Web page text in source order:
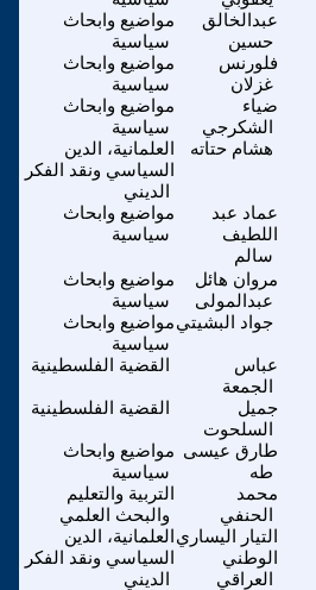
مواضيع وابحاث
سياسية
عبدالخالق
حسين
مواضيع وابحاث
سياسية
فلورنس
غزلان
مواضيع وابحاث
سياسية
ضياء
الشكرجي
العلمانية، الدين
السياسي ونقد الفكر
الديني
هشام حتاته
مواضيع وابحاث
سياسية
عماد عبد
اللطيف
سالم
مواضيع وابحاث
سياسية
مروان هائل
عبدالمولى
مواضيع وابحاث
سياسية
جواد البشيتي
القضية الفلسطينية
عباس
الجمعة
القضية الفلسطينية
جميل
السلحوت
مواضيع وابحاث
سياسية
طارق عيسى
طه
التربية والتعليم
والبحث العلمي
محمد
الحنفي
العلمانية، الدين
السياسي ونقد الفكر
الديني
التيار اليساري
الوطني
العراقي